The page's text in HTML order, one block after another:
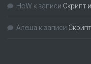
HoW к записи Скрипт
Алеша к записи